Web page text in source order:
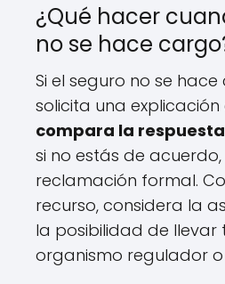
¿Qué hacer
no se hace
Si el seguro no se
solicita una explicación
compara la
si no estás de
reclamación formal.
recurso, considera la
la posibilidad de llevar
organismo regulador o